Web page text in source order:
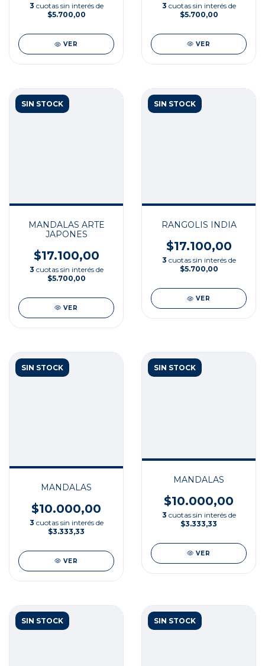
3 cuotas sin interés de
$5.700,00
VER
3 cuotas sin interés de
$5.700,00
VER
SIN STOCK
MANDALAS ARTE
JAPONES
$17.100,00
3 cuotas sin interés de
$5.700,00
VER
SIN STOCK
RANGOLIS INDIA
$17.100,00
3 cuotas sin interés de
$5.700,00
VER
SIN STOCK
MANDALAS
$10.000,00
3 cuotas sin interés de
$3.333,33
VER
SIN STOCK
MANDALAS
$10.000,00
3 cuotas sin interés de
$3.333,33
VER
SIN STOCK SIN STOCK